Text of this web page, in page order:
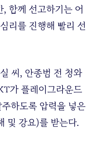
함께 선고하기는 어
리를 진행해 빨리 선
씨, 안종범 전 청와
가 플레이그라운드
하도록 압력을 넣은
및 강요)를 받는다.